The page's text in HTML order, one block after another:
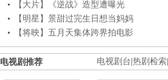
【大片】《逆战》造型遭曝光
【明星】景甜过完生日想当妈妈
【将映】五月天集体跨界拍电影
电视剧台 热剧检索
电视剧推荐